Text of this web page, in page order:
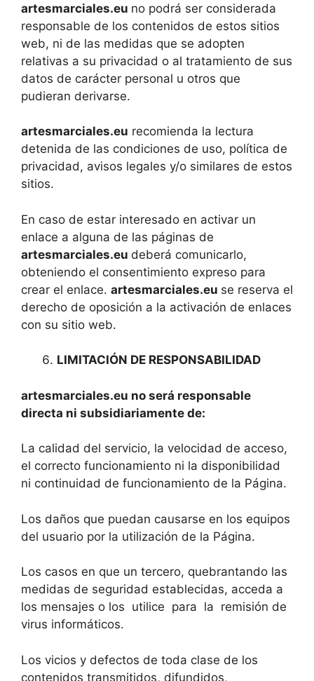
artesmarciales.eu no podrá ser considerada
responsable de los contenidos de estos sitios
web, ni de las medidas que se adopten
relativas a su privacidad o al tratamiento de sus
datos de carácter personal u otros que
pudieran derivarse.
artesmarciales.eu recomienda la lectura
detenida de las condiciones de uso, política de
privacidad, avisos legales y/o similares de estos
sitios.
En caso de estar interesado en activar un
enlace a alguna de las páginas de
artesmarciales.eu deberá comunicarlo,
obteniendo el consentimiento expreso para
crear el enlace. artesmarciales.eu se reserva el
derecho de oposición a la activación de enlaces
con su sitio web.
LIMITACIÓN DE RESPONSABILIDAD
artesmarciales.eu no será responsable
directa ni subsidiariamente de:
La calidad del servicio, la velocidad de acceso,
el correcto funcionamiento ni la disponibilidad
ni continuidad de funcionamiento de la Página.
Los daños que puedan causarse en los equipos
del usuario por la utilización de la Página.
Los casos en que un tercero, quebrantando las
medidas de seguridad establecidas, acceda a
los mensajes o los utilice para la remisión de
virus informáticos.
Los vicios y defectos de toda clase de los
contenidos transmitidos, difundidos,